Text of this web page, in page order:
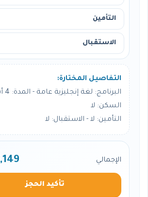
التأمين
الاستقبال
التفاصيل المختارة:
البرنامج: لغة إنجليزية عامة - المدة: 4 أسبوع
السكن: لا
التأمين: لا - الاستقبال: لا
الإجمالي 5,149
تأكيد الحجز